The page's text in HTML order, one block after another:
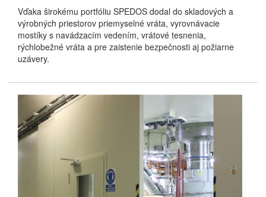
Vďaka širokému portfóliu SPEDOS dodal do skladových a
výrobných priestorov priemyselné vráta, vyrovnávacie
mostíky s navádzacím vedením, vrátové tesnenia,
rýchlobežné vráta a pre zaistenie bezpečnosti aj požiarne
uzávery.